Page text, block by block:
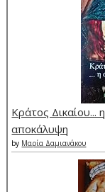
Κράτος Δικαίου... η
αποκάλυψη
by Μαρία Δαμιανάκου